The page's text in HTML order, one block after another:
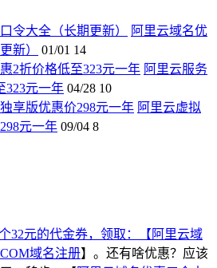
阿里云域名优
新）
01/01 14
阿里云服务
323元一年 04/28 10
阿里云虚拟
元一年 09/04 8
32元的代金券，领取：【 阿里云域
域名注册】。还有啥优惠？应该